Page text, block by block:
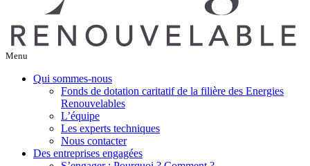
Menu
Qui sommes-nous
Fonds de dotation caritatif de la filière des Energies
Renouvelables
L’équipe
Les experts techniques
Nous contacter
Des entreprises engagées